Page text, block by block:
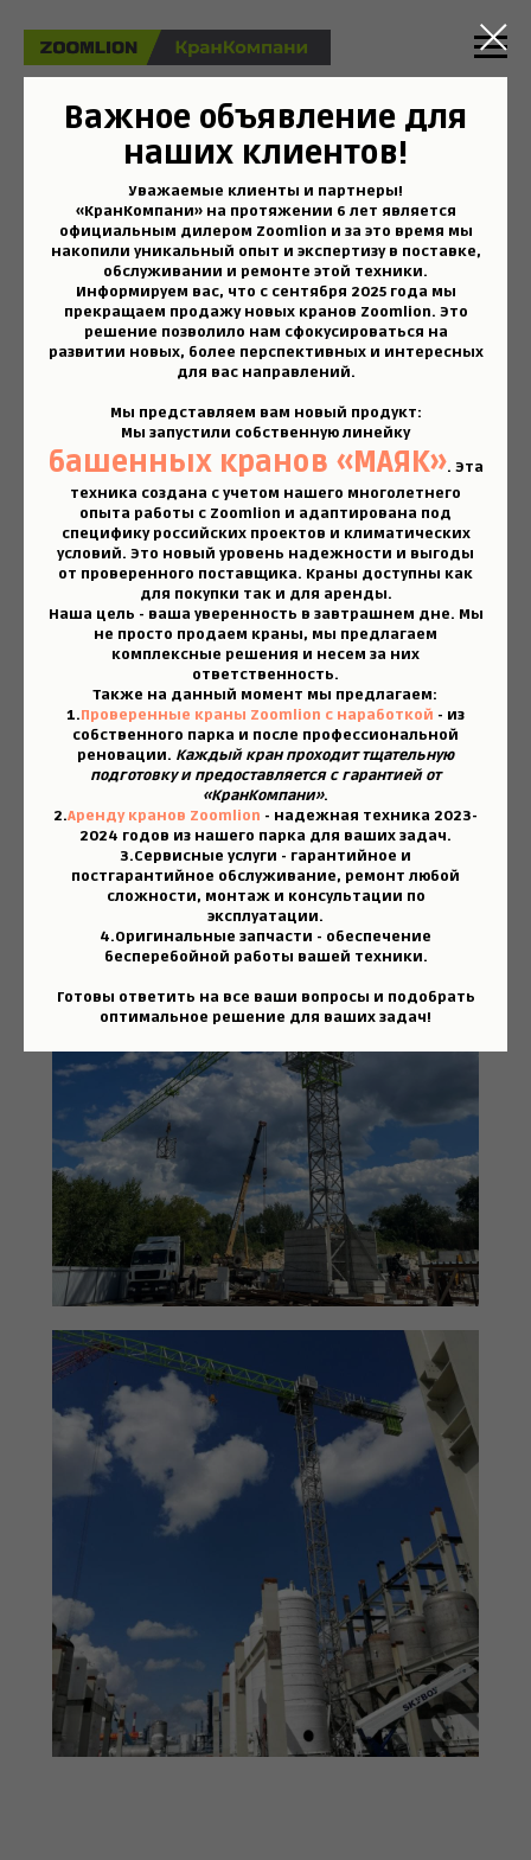
Важное объявление для
наших клиентов!
Уважаемые клиенты и партнеры!
«КранКомпани» на протяжении 6 лет является
официальным дилером Zoomlion и за это время мы
накопили уникальный опыт и экспертизу в поставке,
обслуживании и ремонте этой техники.
Информируем вас, что с сентября 2025 года мы
прекращаем продажу новых кранов Zoomlion. Это
решение позволило нам сфокусироваться на
развитии новых, более перспективных и интересных
для вас направлений.
Мы представляем вам новый продукт:
Мы запустили собственную линейку
башенных кранов «МАЯК». Эта
техника создана с учетом нашего многолетнего
опыта работы с Zoomlion и адаптирована под
специфику российских проектов и климатических
условий. Это новый уровень надежности и выгоды
от проверенного поставщика. Краны доступны как
для покупки так и для аренды.
Наша цель - ваша уверенность в завтрашнем дне. Мы
не просто продаем краны, мы предлагаем
комплексные решения и несем за них
ответственность.
Также на данный момент мы предлагаем:
1.Проверенные краны Zoomlion с наработкой - из
собственного парка и после профессиональной
реновации. Каждый кран проходит тщательную
подготовку и предоставляется с гарантией от
«КранКомпани».
2.Аренду кранов Zoomlion - надежная техника 2023-
2024 годов из нашего парка для ваших задач.
3.Сервисные услуги - гарантийное и
постгарантийное обслуживание, ремонт любой
сложности, монтаж и консультации по
эксплуатации.
4.Оригинальные запчасти - обеспечение
бесперебойной работы вашей техники.
Готовы ответить на все ваши вопросы и подобрать
оптимальное решение для ваших задач!
Башенный кран
ZOOMLION WA6013-8
Узнать стоимость